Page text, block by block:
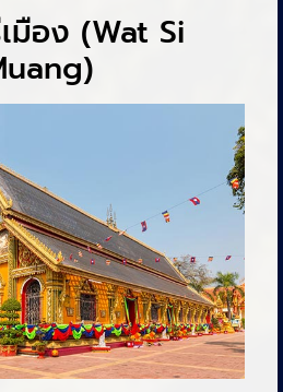
มือง (Wat Si